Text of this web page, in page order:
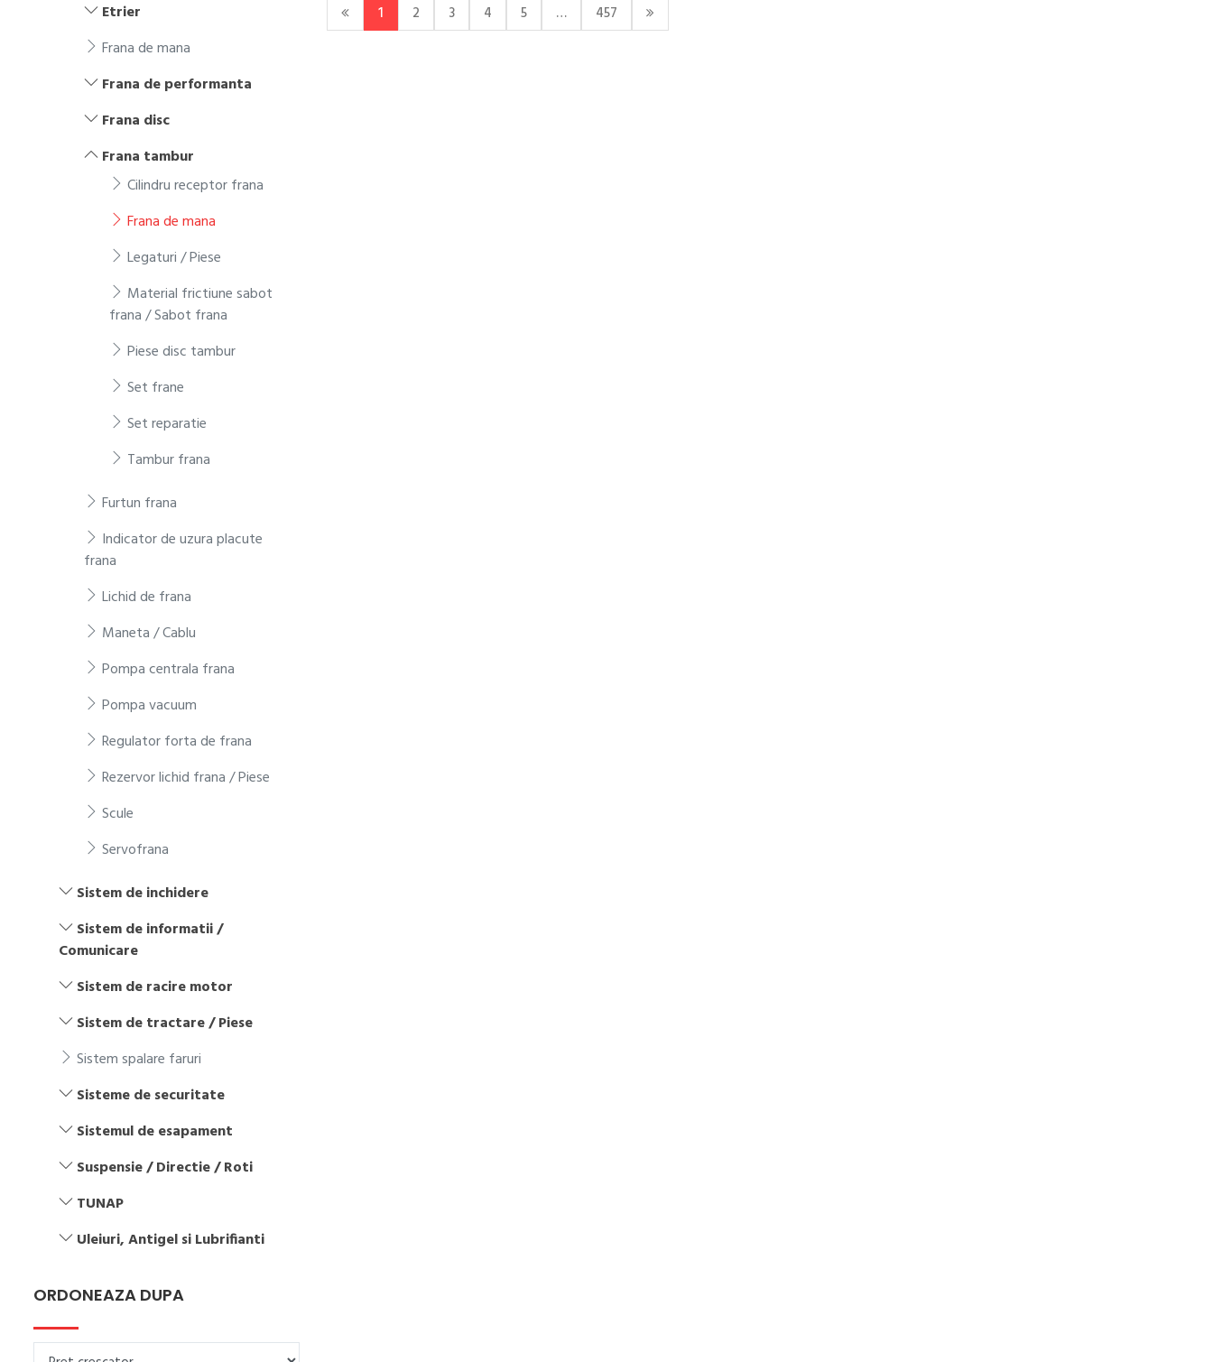
Etrier
Frana de mana
Frana de performanta
Frana disc
Frana tambur
Cilindru receptor frana
Frana de mana
Legaturi / Piese
Material frictiune sabot
frana / Sabot frana
Piese disc tambur
Set frane
Set reparatie
Tambur frana
Furtun frana
Indicator de uzura placute
frana
Lichid de frana
Maneta / Cablu
Pompa centrala frana
Pompa vacuum
Regulator forta de frana
Rezervor lichid frana / Piese
Scule
Servofrana
Sistem de inchidere
Sistem de informatii /
Comunicare
Sistem de racire motor
Sistem de tractare / Piese
Sistem spalare faruri
Sisteme de securitate
Sistemul de esapament
Suspensie / Directie / Roti
TUNAP
Uleiuri, Antigel si Lubrifianti
ORDONEAZA DUPA
1 2 3 4 5 … 457